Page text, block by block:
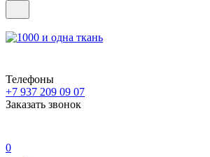
Телефоны
+7 937 209 09 07
Заказать звонок
0